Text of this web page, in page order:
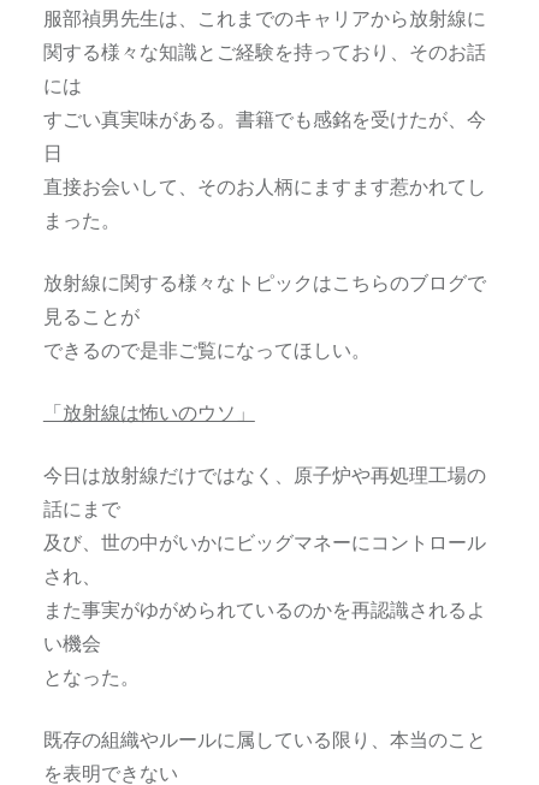
服部禎男先生は、これまでのキャリアから放射線に
関する様々な知識とご経験を持っており、そのお話
には
すごい真実味がある。書籍でも感銘を受けたが、今
日
直接お会いして、そのお人柄にますます惹かれてし
まった。
放射線に関する様々なトピックはこちらのブログで
見ることが
できるので是非ご覧になってほしい。
「放射線は怖いのウソ」
今日は放射線だけではなく、原子炉や再処理工場の
話にまで
及び、世の中がいかにビッグマネーにコントロール
され、
また事実がゆがめられているのかを再認識されるよ
い機会
となった。
既存の組織やルールに属している限り、本当のこと
を表明できない